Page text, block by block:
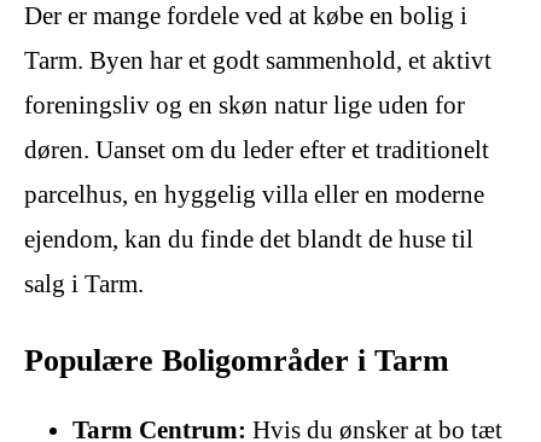
Der er mange fordele ved at købe en bolig i
Tarm. Byen har et godt sammenhold, et aktivt
foreningsliv og en skøn natur lige uden for
døren. Uanset om du leder efter et traditionelt
parcelhus, en hyggelig villa eller en moderne
ejendom, kan du finde det blandt de huse til
salg i Tarm.
Populære Boligområder i Tarm
Tarm Centrum: Hvis du ønsker at bo tæt